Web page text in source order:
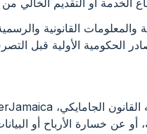
والمعلومات القانونية
الحكومية الأولية قبل
أو عن خسارة الأرباح أو